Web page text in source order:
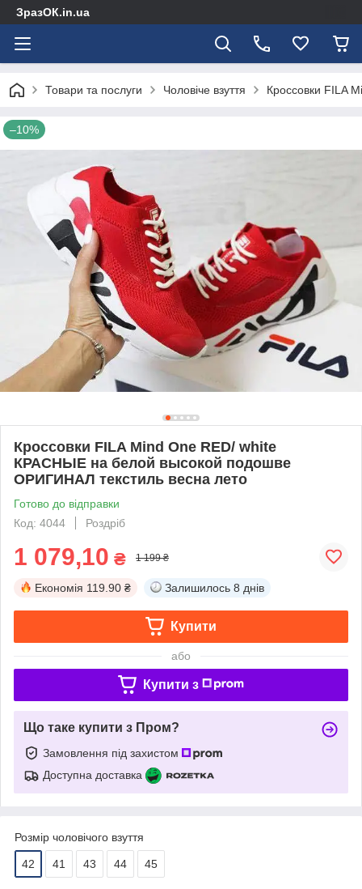
ЗразОК.in.ua
Товари та послуги Чоловіче взуття Кроссовки FILA
–10%
Кроссовки FILA Mind One RED/ white
КРАСНЫЕ на белой высокой подошве
ОРИГИНАЛ текстиль весна лето
Готово до відправки
Код: 4044
Роздріб
1 079,10 ₴ 1 199 ₴
Економія 119.90 ₴ Залишилось 8 днів
Купити
або
Купити з
Що таке купити з Пром?
Замовлення під захистом
Доступна доставка
Розмір чоловічого взуття
42 41 43 44 45